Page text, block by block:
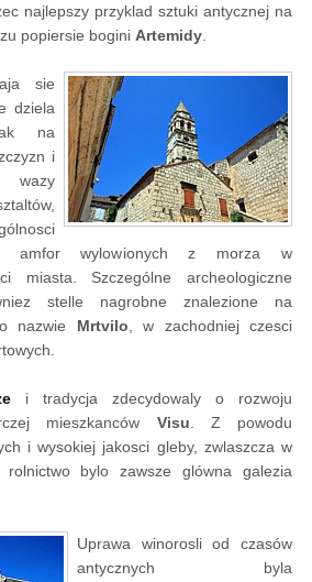
najlepszy przyklad sztuki antycznej na
popiersie bogini Artemidy
sie
dziela
na
i
wazy
amfor wylowionych z morza w
miasta. Szczególne archeologiczne
stelle nagrobne znalezione na
nazwie Mrtvilo , w zachodniej czesci
i tradycja zdecydowaly o rozwoju
mieszkanców Visu . Z powodu
i wysokiej jakosci gleby, zwlaszcza w
bylo zawsze glówna galezia
Uprawa winorosli od czasów
antycznych byla